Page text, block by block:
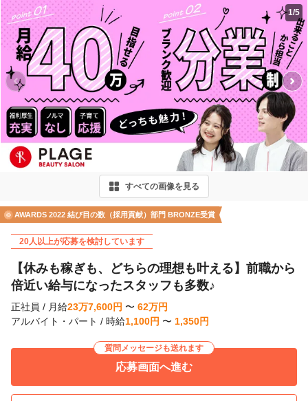
1/5
すべての画像を見る
AWARDS 2022 結び目の数（採用貢献）部門 BRONZE受賞
20人以上が応募を検討しています
【休みも稼ぎも、どちらの理想も叶える】前職から
倍近い給与になったスタッフも多数♪
正社員 / 月給23万7,600円 〜 62万円
アルバイト・パート / 時給1,100円 〜 1,350円
質問メッセージも送れます
応募画面へ進む